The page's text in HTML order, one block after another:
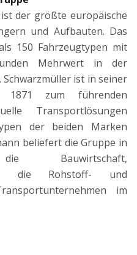
der größte europäische
und Aufbauten. Das
150 Fahrzeugtypen mit
Mehrwert in der
ist in seiner
1871 zum führenden
Transportlösungen
der beiden Marken
beliefert die Gruppe in
Bauwirtschaft,
die Rohstoff- und
im